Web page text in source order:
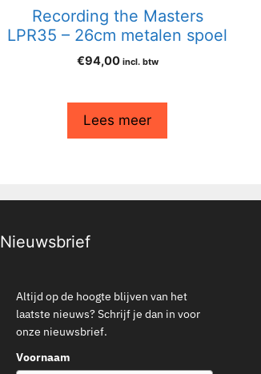
Recording the Masters
LPR35 – 26cm metalen spoel
€94,00 incl. btw
Lees meer
Nieuwsbrief
Altijd op de hoogte blijven van het
laatste nieuws? Schrijf je dan in voor
onze nieuwsbrief.
Voornaam